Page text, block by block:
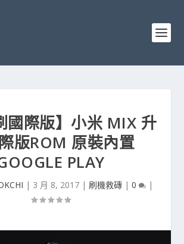
國際版】小米 MIX 升
版ROM 原裝內置
PLAY
| 3 月 8, 2017| 刷機救磚| 0 |